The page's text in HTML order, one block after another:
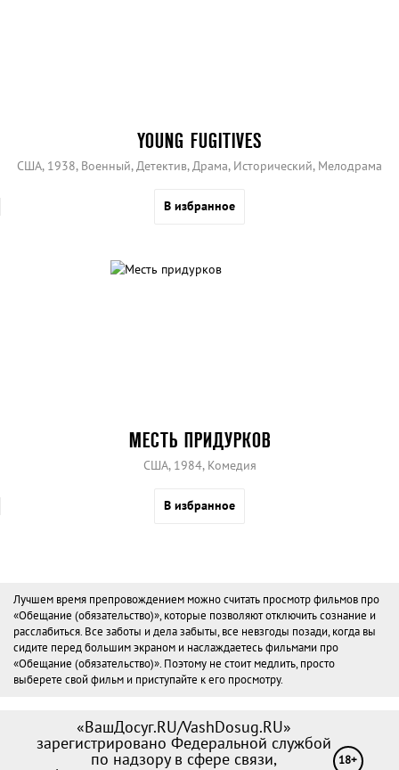
YOUNG FUGITIVES
США, 1938, Военный, Детектив, Драма, Исторический, Мелодрама
В избранное
МЕСТЬ ПРИДУРКОВ
США, 1984, Комедия
В избранное
Лучшем время препровождением можно считать просмотр фильмов про
«Обещание (обязательство)», которые позволяют отключить сознание и
расслабиться. Все заботы и дела забыты, все невзгоды позади, когда вы
сидите перед большим экраном и наслаждаетесь фильмами про
«Обещание (обязательство)». Поэтому не стоит медлить, просто
выберете свой фильм и приступайте к его просмотру.
«ВашДосуг.RU/VashDosug.RU»
зарегистрировано Федеральной службой
по надзору в сфере связи, 18+